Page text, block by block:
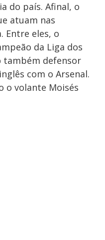
do país. Afinal, o
atuam nas
Entre eles, o
da Liga dos
também defensor
com o Arsenal.
o volante Moisés